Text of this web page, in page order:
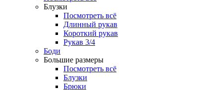
Блузки
Посмотреть всё
Длинный рукав
Короткий рукав
Рукав 3/4
Боди
Большие размеры
Посмотреть всё
Блузки
Брюки